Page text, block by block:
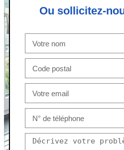
Ou sollicitez-